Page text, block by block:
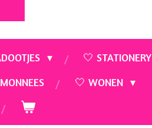
🤍 STATIONERY
🤍 WONEN